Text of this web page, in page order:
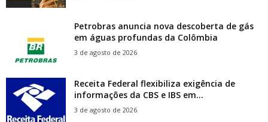
Petrobras anuncia nova descoberta de gás
em águas profundas da Colômbia
3 de agosto de 2026
Receita Federal flexibiliza exigência de
informações da CBS e IBS em...
3 de agosto de 2026